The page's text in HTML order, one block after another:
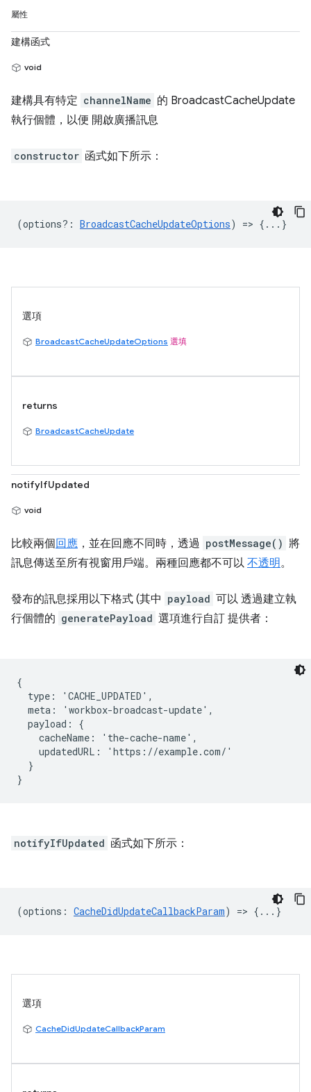
屬性
建構函式
void
建構具有特定 channelName 的 BroadcastCacheUpdate
執行個體，以便 開啟廣播訊息
constructor 函式如下所示：
(options? : BroadcastCacheUpdateOptions) => {...}
選項
BroadcastCacheUpdateOptions 選填
returns
BroadcastCacheUpdate
notifyIfUpdated
void
比較兩個回應 ，並在回應不同時，透過 postMessage() 將
訊息傳送至所有視窗用戶端。兩種回應都不可以 不透明。
發布的訊息採用以下格式 (其中 payload 可以 透過建立執
行個體的 generatePayload 選項進行自訂 提供者：
{
  type: 'CACHE_UPDATED',
  meta: 'workbox-broadcast-update',
  payload: {
    cacheName: 'the-cache-name',
    updatedURL: 'https://example.com/'
  }
notifyIfUpdated 函式如下所示：
(options : CacheDidUpdateCallbackParam) => {...}
選項
CacheDidUpdateCallbackParam